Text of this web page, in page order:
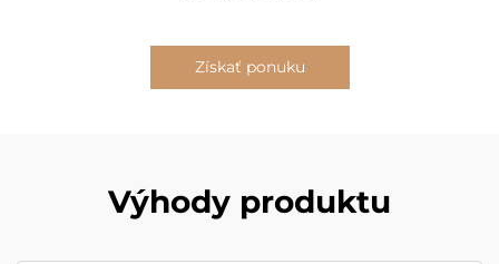
Získať ponuku
Výhody produktu